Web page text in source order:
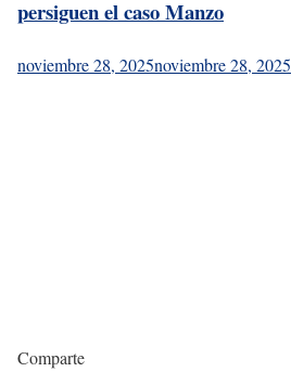
persiguen el caso Manzo
noviembre 28, 2025noviembre 28, 2025
Comparte